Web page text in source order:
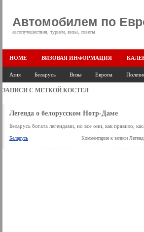
Автомобилем по
автопутешествия, туризм, визы, советы
HOME ВИЗОВАЯ ИНФОРМАЦИЯ
Азия Беларусь Визы Европа
ЗАПИСИ С МЕТКОЙ КОСТЕЛ
Легенда о белорусском Нотр-Даме
Беларусь богата легендами, но все они, как правило,
Беларусь Комментарии к записи